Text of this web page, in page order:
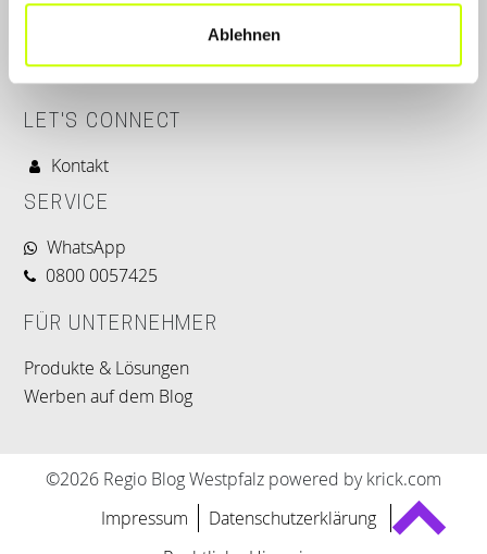
Ablehnen
LET'S CONNECT
Kontakt
SERVICE
WhatsApp
0800 0057425
FÜR UNTERNEHMER
Produkte & Lösungen
Werben auf dem Blog
©2026 Regio Blog Westpfalz powered by krick.com
Impressum
Datenschutzerklärung